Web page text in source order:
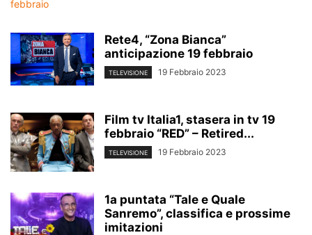
Rete4, “Zona Bianca”
anticipazione 19 febbraio
TELEVISIONE 19 Febbraio 2023
Film tv Italia1, stasera in tv 19
febbraio “RED” – Retired...
TELEVISIONE 19 Febbraio 2023
1a puntata “Tale e Quale
Sanremo”, classifica e prossime
imitazioni